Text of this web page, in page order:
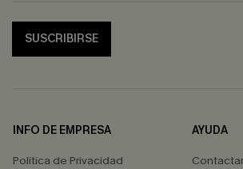
SUSCRIBIRSE
INFO DE EMPRESA
Política de Privacidad
AYUDA